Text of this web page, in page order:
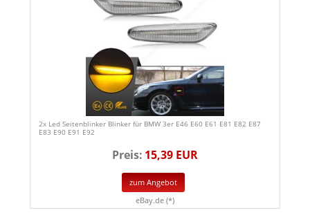
2x Led Seitenblinker Blinker für BMW 3er E46 E60 E61 E81 E82 E87
E83 E90 E91 E92
Preis: 15,39 EUR
zum Angebot
eBay.de (*)